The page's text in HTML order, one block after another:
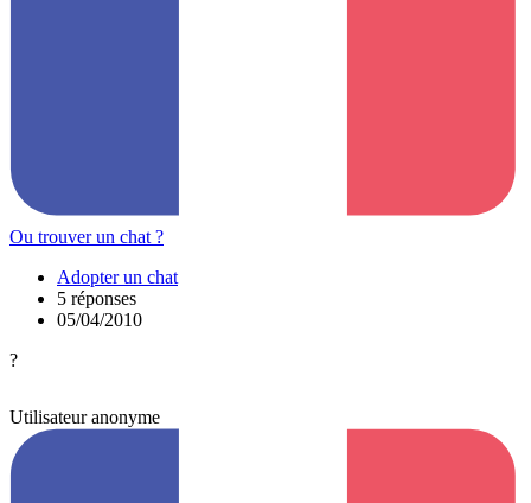
Ou trouver un chat ?
Adopter un chat
5 réponses
05/04/2010
?
Utilisateur anonyme